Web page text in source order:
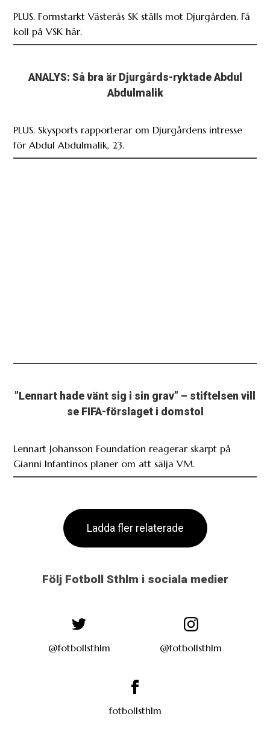
PLUS. Formstarkt Västerås SK ställs mot Djurgården. Få
koll på VSK här.
ANALYS: Så bra är Djurgårds-ryktade Abdul
Abdulmalik
PLUS. Skysports rapporterar om Djurgårdens intresse
för Abdul Abdulmalik, 23.
”Lennart hade vänt sig i sin grav” – stiftelsen vill
se FIFA-förslaget i domstol
Lennart Johansson Foundation reagerar skarpt på
Gianni Infantinos planer om att sälja VM.
Ladda fler relaterade
Följ Fotboll Sthlm i sociala medier
@fotbollsthlm @fotbollsthlm
fotbollsthlm